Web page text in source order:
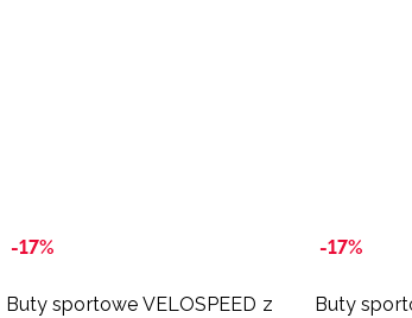
-17%
Buty sportowe VELOSPEED z
-17%
Buty